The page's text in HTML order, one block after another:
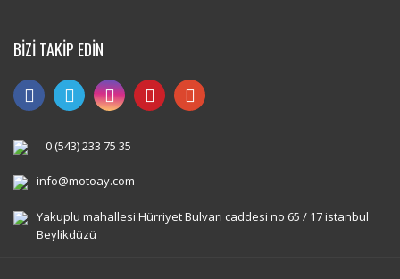
BİZİ TAKİP EDİN
0 (543) 233 75 35
info@motoay.com
Yakuplu mahallesi Hürriyet Bulvarı caddesi no 65 / 17 istanbul
Beylikdüzü